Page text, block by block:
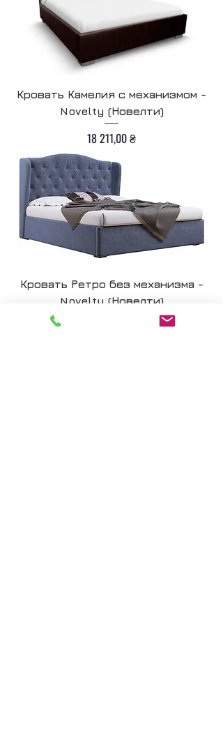
Кровать Камелия с механизмом -
Novelty (Новелти)
Цена
18 211,00 ₴
Кровать Ретро без механизма -
Novelty (Новелти)